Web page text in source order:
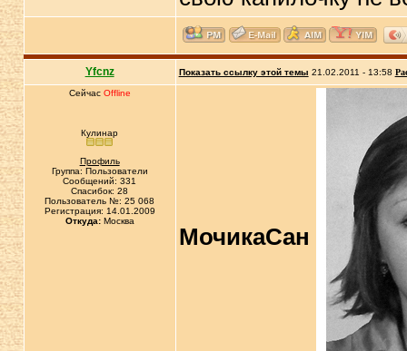
Yfcnz Показать ссылку этой темы 21.02.2011 - 13:58
Сейчас Offline
Кулинар
Профиль
Группа: Пользователи
Сообщений: 331
Спасибок: 28
Пользователь №: 25 068
Регистрация: 14.01.2009
Откуда:Москва
МочикаСан